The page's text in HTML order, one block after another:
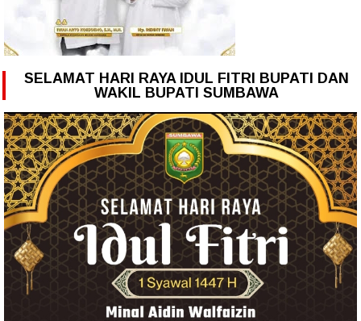
SELAMAT HARI RAYA IDUL FITRI BUPATI DAN
WAKIL BUPATI SUMBAWA